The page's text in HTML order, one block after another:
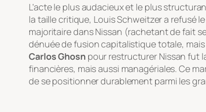
L’acte le plus audacieux et le plus
la taille critique, Louis Schweitzer a refusé
majoritaire dans Nissan (rachetant de fait
dénuée de fusion capitalistique totale,
Carlos Ghosnpour restructurer Nissan fut
financières, mais aussi managériales. Ce
de se positionner durablement parmi les